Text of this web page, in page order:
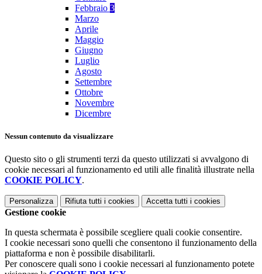
Febbraio 3
Marzo
Aprile
Maggio
Giugno
Luglio
Agosto
Settembre
Ottobre
Novembre
Dicembre
Nessun contenuto da visualizzare
Questo sito o gli strumenti terzi da questo utilizzati si avvalgono di
cookie necessari al funzionamento ed utili alle finalità illustrate nella
COOKIE POLICY.
Personalizza Rifiuta tutti i cookies Accetta tutti i cookies
Gestione cookie
In questa schermata è possibile scegliere quali cookie consentire.
I cookie necessari sono quelli che consentono il funzionamento della
piattaforma e non è possibile disabilitarli.
Per conoscere quali sono i cookie necessari al funzionamento potete